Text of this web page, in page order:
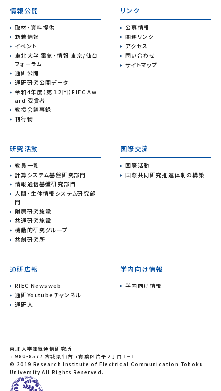
情報公開
取材・資料提供
新着情報
イベント
東北大学 電気・情報 東京/仙台
フォーラム
通研公開
通研研究公開データ
令和4年度（第１２回）RIEC Aw
ard 受賞者
教授会議事録
刊行物
リンク
公募情報
関連リンク
アクセス
問い合わせ
サイトマップ
研究活動
教員一覧
計算システム基盤研究部門
情報通信基盤研究部門
人間・生体情報システム研究部
門
附属研究施設
共通研究施設
機動的研究グループ
共創研究所
国際交流
国際活動
国際共同研究推進体制の構築
通研広報
RIEC Newsweb
通研Youtubeチャンネル
通研人
学内向け情報
学内向け情報
東北大学電気通信研究所
〒980-8577 宮城県仙台市青葉区片平２丁目１−１
© 2019 Research Institute of Electrical Communication Tohoku
University All Rights Reserved.